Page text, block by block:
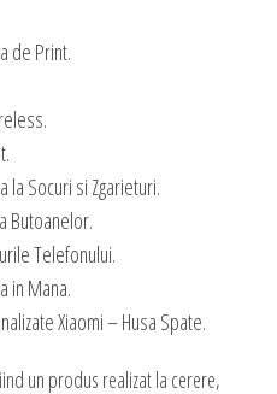
de Print.
la Socuri si Zgarieturi.
Butoanelor.
Telefonului.
in Mana.
Xiaomi – Husa Spate.
un produs realizat la cerere,